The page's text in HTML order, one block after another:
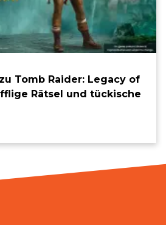
Tomb Raider: Legacy of
Rätsel und tückische